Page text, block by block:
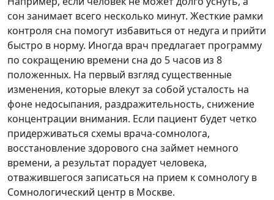
сон занимает всего несколько минут. Жесткие рамки
контроля сна помогут избавиться от недуга и прийти
быстро в норму. Иногда врач предлагает программу
по сокращению времени сна до 5 часов из 8
положенных. На первый взгляд существенные
изменения, которые влекут за собой усталость на
фоне недосыпания, раздражительность, снижение
концентрации внимания. Если пациент будет четко
придерживаться схемы врача-сомнолога,
восстановление здорового сна займет немного
времени, а результат порадует человека,
отважившегося записаться на прием к сомнологу в
Сомнологический центр в Москве.